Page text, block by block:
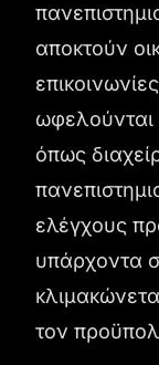
αποκτούν
ωφελούνται
όπως
ελέγχους
υπάρχοντα
τον